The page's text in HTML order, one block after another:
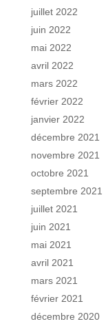
juillet 2022
juin 2022
mai 2022
avril 2022
mars 2022
février 2022
janvier 2022
décembre 2021
novembre 2021
octobre 2021
septembre 2021
juillet 2021
juin 2021
mai 2021
avril 2021
mars 2021
février 2021
décembre 2020